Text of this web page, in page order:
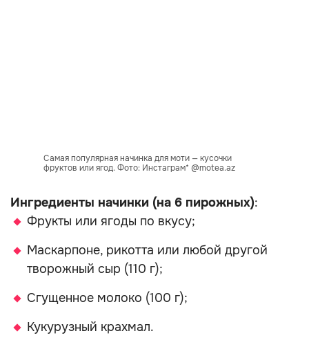
Самая популярная начинка для моти — кусочки
фруктов или ягод. Фото: Инстаграм* @motea.az
Ингредиенты начинки (на 6 пирожных):
Фрукты или ягоды по вкусу;
Маскарпоне, рикотта или любой другой
творожный сыр (110 г);
Сгущенное молоко (100 г);
Кукурузный крахмал.